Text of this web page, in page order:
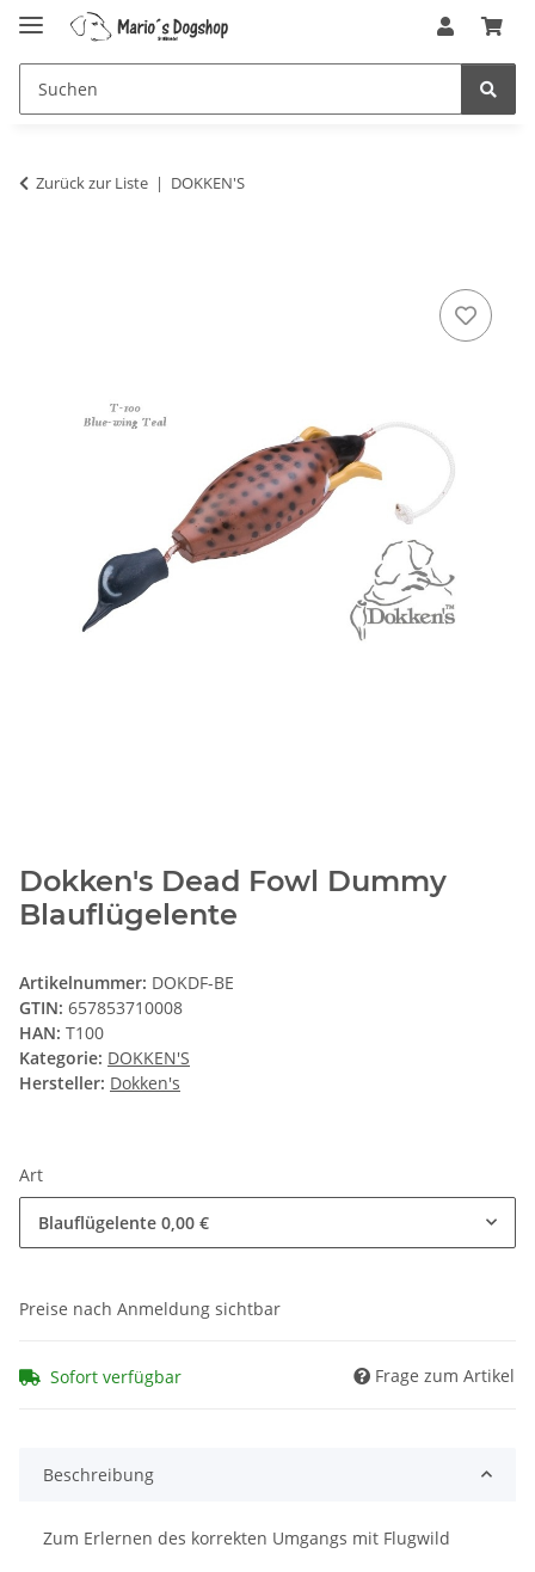
Zurück zur Liste DOKKEN'S
Dokken's Dead Fowl Dummy
Blauflügelente
Artikelnummer: DOKDF-BE
GTIN: 657853710008
HAN: T100
Kategorie: DOKKEN'S
Hersteller: Dokken's
Art
Blauflügelente 0,00 €
Preise nach Anmeldung sichtbar
Sofort verfügbar Frage zum Artikel
Beschreibung
Zum Erlernen des korrekten Umgangs mit Flugwild